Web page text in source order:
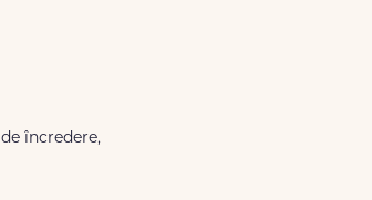
de încredere,